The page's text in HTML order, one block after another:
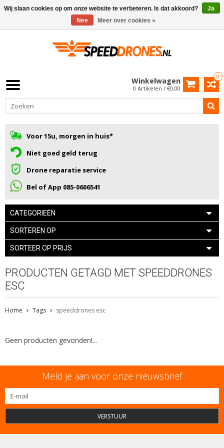
0
Winkelwagen
0 Artikelen / €0,00
Voor 15u, morgen in huis*
Niet goed geld terug
Drone reparatie service
Bel of App 085-0606541
CATEGORIEËN
SORTEREN OP
SORTEER OP PRIJS
PRODUCTEN GETAGD MET SPEEDDRONES
ESC
Home Tags speeddrones esc
Geen producten gevonden!...
Meld je aan voor onze nieuwsbrief
VERSTUUR
Wij slaan cookies op om onze website te verbeteren. Is dat akkoord?
Ja
Nee
Meer over cookies »